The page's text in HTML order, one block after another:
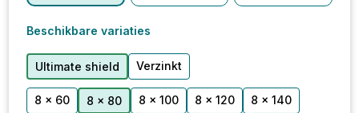
Beschikbare variaties
Ultimate shield Verzinkt
8 x 60 8 x 80 8 x 100 8 x 120
8 x 140